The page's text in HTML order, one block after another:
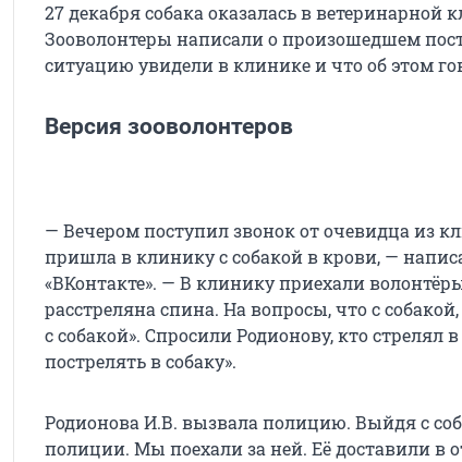
27 декабря собака оказалась в
Зооволонтеры написали о произошедшем
ситуацию увидели в клинике и что об этом
Версия зооволонтеров
— Вечером поступил звонок от очевидца из
пришла в клинику с собакой в крови, —
«ВКонтакте». — В клинику приехали
расстреляна спина. На вопросы, что с
с собакой». Спросили Родионову, кто стрелял
пострелять в собаку».
Родионова И.В. вызвала полицию. Выйдя с
полиции. Мы поехали за ней. Её доставили в